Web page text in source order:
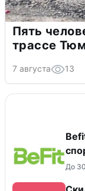
Пять
трассе
7 августа 13
До